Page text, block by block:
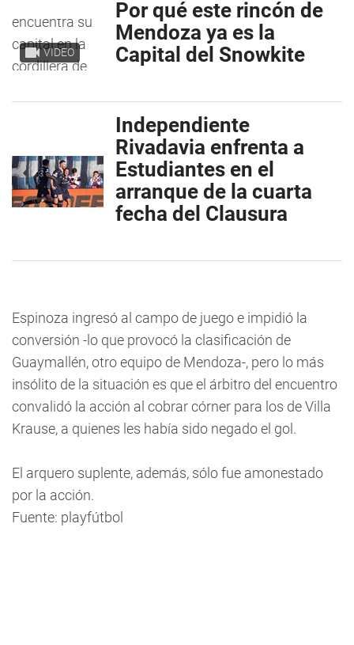
VIDEO
Por qué este rincón de
Mendoza ya es la
Capital del Snowkite
Independiente
Rivadavia enfrenta a
Estudiantes en el
arranque de la cuarta
fecha del Clausura
Espinoza ingresó al campo de juego e impidió la
conversión -lo que provocó la clasificación de
Guaymallén, otro equipo de Mendoza-, pero lo más
insólito de la situación es que el árbitro del encuentro
convalidó la acción al cobrar córner para los de Villa
Krause, a quienes les había sido negado el gol.
El arquero suplente, además, sólo fue amonestado
por la acción.
Fuente: playfútbol